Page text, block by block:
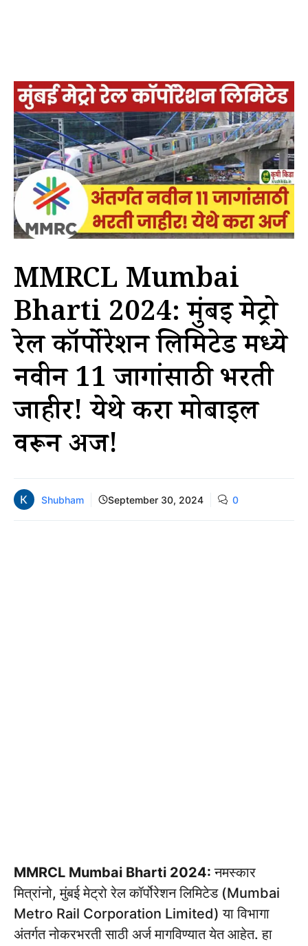
MMRCL Mumbai
Bharti 2024: मुंबई मेट्रो
रेल कॉर्पोरेशन लिमिटेड मध्ये
नवीन 11 जागांसाठी भरती
जाहीर! येथे करा मोबाईल
वरून अर्ज!
Shubham September 30, 2024 0
MMRCL Mumbai Bharti 2024: नमस्कार
मित्रांनो, मुंबई मेट्रो रेल कॉर्पोरेशन लिमिटेड (Mumbai
Metro Rail Corporation Limited) या विभागा
अंतर्गत नोकरभरती साठी अर्ज मागविण्यात येत आहेत. हा